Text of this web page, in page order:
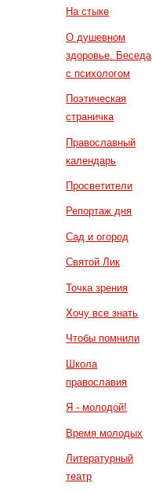
На стыке
О душевном
здоровье. Беседа
с психологом
Поэтическая
страничка
Православный
календарь
Просветители
Репортаж дня
Сад и огород
Святой Лик
Точка зрения
Хочу все знать
Чтобы помнили
Школа
православия
Я - молодой!
Время молодых
Литературный
театр